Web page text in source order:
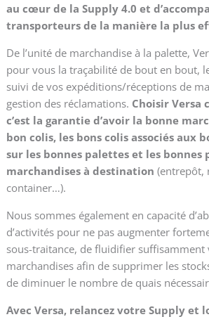
au cœur de la Supply 4.0 et
transporteurs de la manière la plus
De l’unité de marchandise à la palette,
pour vous la traçabilité de bout en bout,
suivi de vos expéditions/réceptions de
gestion des réclamations. Choisir Versa
c’est la garantie d’avoir la bonne
bon colis, les bons colis associés aux
sur les bonnes palettes et les bonnes
marchandises à destination (entrepôt,
container…).
Nous sommes également en capacité
d’activités pour ne pas augmenter
sous-traitance, de fluidifier suffisamment
marchandises afin de supprimer les
de diminuer le nombre de quais
Avec Versa, relancez votre Supply et